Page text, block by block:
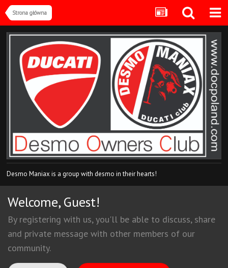
Strona główna
Desmo Maniax is a group with desmo in their hearts!
Welcome, Guest!
By registering with us, you'll be able to discuss, share
and private message with other members of our
community.